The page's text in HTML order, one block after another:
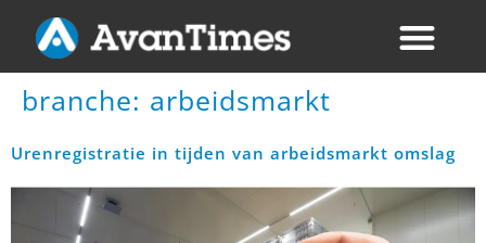
branche: arbeidsmarkt
Urenregistratie in tijden van arbeidsmarkt omslag